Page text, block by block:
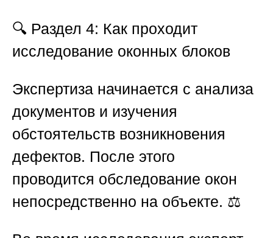
🔍 Раздел 4: Как проходит
исследование оконных блоков
Экспертиза начинается с анализа
документов и изучения
обстоятельств возникновения
дефектов. После этого
проводится обследование окон
непосредственно на объекте. ⚖️